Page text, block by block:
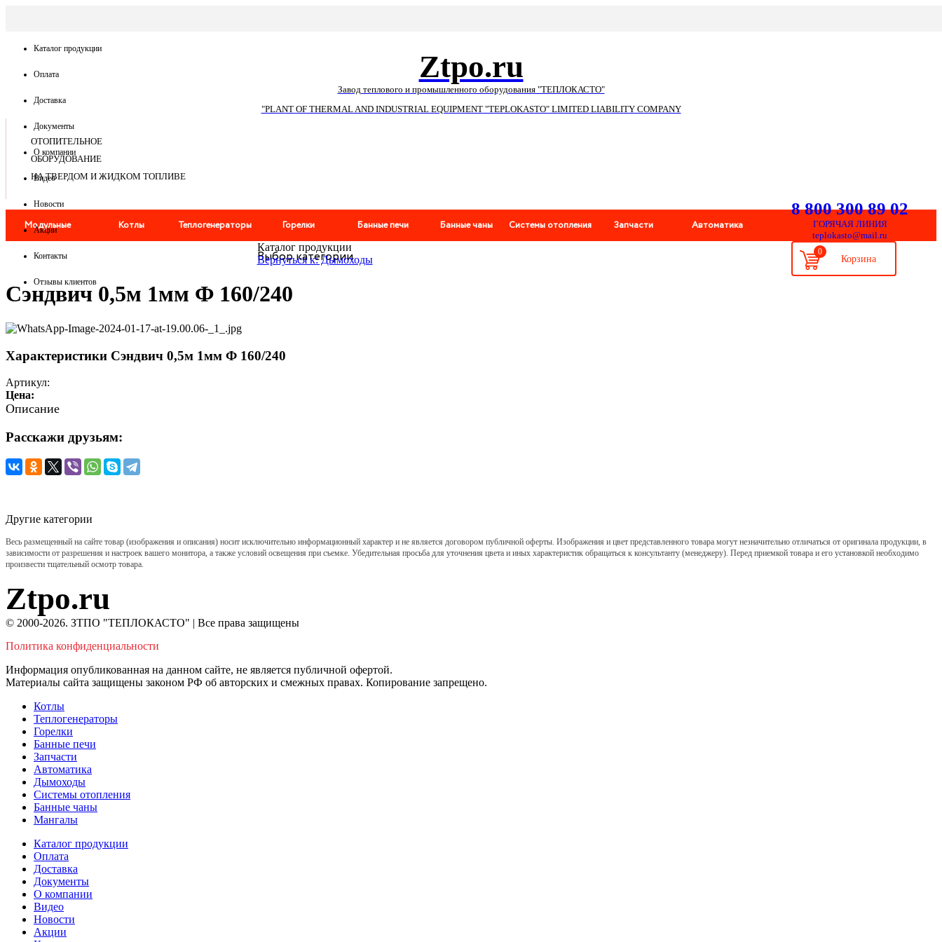
Каталог продукции
Оплата
Доставка
Документы
О компании
Видео
Новости
Акции
Контакты
Отзывы клиентов
Ztpo.ru
Завод теплового и промышленного оборудования "ТЕПЛОКАСТО"
"PLANT OF THERMAL AND INDUSTRIAL EQUIPMENT "TEPLOKASTO" LIMITED LIABILITY COMPANY
ОТОПИТЕЛЬНОЕ
ОБОРУДОВАНИЕ
НА ТВЕРДОМ И ЖИДКОМ ТОПЛИВЕ
8 800 300 89 02
ГОРЯЧАЯ ЛИНИЯ
teplokasto@mail.ru
0
Модульные
котельные
Котлы Теплогенераторы Горелки Банные печи Банные чаны Системы отопления Запчасти Автоматика
Выбор категории
Каталог продукции
Вернуться к: Дымоходы
Сэндвич 0,5м 1мм Ф 160/240
Характеристики Сэндвич 0,5м 1мм Ф 160/240
Артикул:
Цена:
Описание
Расскажи друзьям:
Другие категории
Весь размещенный на сайте товар (изображения и описания) носит исключительно информационный характер и не является договором публичной оферты. Изображения и цвет представленного товара могут незначительно отличаться от оригинала продукции, в
зависимости от разрешения и настроек вашего монитора, а также условий освещения при съемке. Убедительная просьба для уточнения цвета и иных характеристик обращаться к консультанту (менеджеру). Перед приемкой товара и его установкой необходимо
произвести тщательный осмотр товара.
Ztpo.ru
© 2000-2026. ЗТПО "ТЕПЛОКАСТО" | Все права защищены
Политика конфиденциальности
Информация опубликованная на данном сайте, не является публичной офертой.
Материалы сайта защищены законом РФ об авторских и смежных правах. Копирование запрещено.
Котлы
Теплогенераторы
Горелки
Банные печи
Запчасти
Автоматика
Дымоходы
Системы отопления
Банные чаны
Мангалы
Каталог продукции
Оплата
Доставка
Документы
О компании
Видео
Новости
Акции